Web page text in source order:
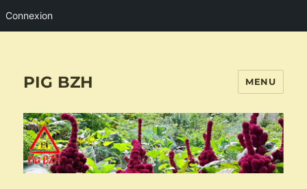
Connexion
PIG BZH MENU